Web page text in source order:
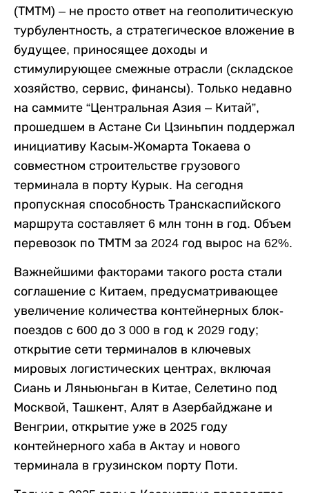
(ТМТМ) – не просто ответ на геополитическую
турбулентность, а стратегическое вложение в
будущее, приносящее доходы и
стимулирующее смежные отрасли (складское
хозяйство, сервис, финансы). Только недавно
на саммите “Центральная Азия – Китай”,
прошедшем в Астане Си Цзиньпин поддержал
инициативу Касым-Жомарта Токаева о
совместном строительстве грузового
терминала в порту Курык. На сегодня
пропускная способность Транскаспийского
маршрута составляет 6 млн тонн в год. Объем
перевозок по ТМТМ за 2024 год вырос на 62%.
Важнейшими факторами такого роста стали
соглашение с Китаем, предусматривающее
увеличение количества контейнерных блок-
поездов с 600 до 3 000 в год к 2029 году;
открытие сети терминалов в ключевых
мировых логистических центрах, включая
Сиань и Ляньюньган в Китае, Селетино под
Москвой, Ташкент, Алят в Азербайджане и
Венгрии, открытие уже в 2025 году
контейнерного хаба в Актау и нового
терминала в грузинском порту Поти.